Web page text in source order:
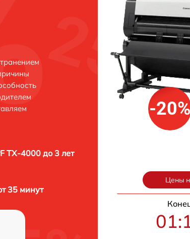
TX-4000 до 3 лет
35 минут
-
Цены